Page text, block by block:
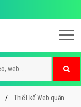
Thiết kế Web quận